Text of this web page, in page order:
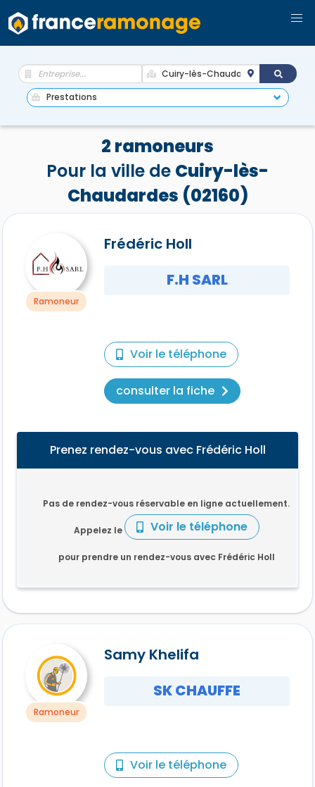
2 ramoneurs
Pour la ville de Cuiry-lès-
Chaudardes (02160)
Ramoneur
Frédéric Holl
F.H SARL
Voir le téléphone
consulter la fiche
Prenez rendez-vous avec Frédéric Holl
Pas de rendez-vous réservable en ligne actuellement.
Appelez le Voir le téléphone
pour prendre un rendez-vous avec Frédéric Holl
Ramoneur
Samy Khelifa
SK CHAUFFE
Voir le téléphone